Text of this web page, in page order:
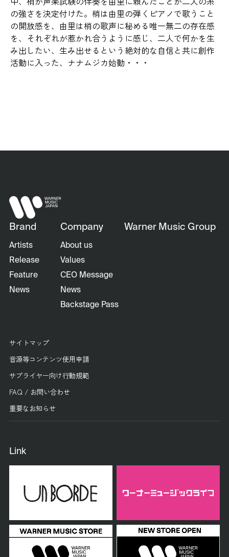
の強さを決定付けた。梢は由里の弾くピアノで歌うこと
の開放感を、由里は梢の歌声に秘める唯一無二の存在感
を、それぞれが惹かれ合うように感じ、二人で何かを生
み出したい、生み出せるという絶対的な自信と共に創作
活動に入った、ナナムジカ始動・・・
Brand
Artists
Release
Feature
News
Company
About us
Values
CEO Message
News
Backstage Pass
Warner Music Group
サイトマップ
音源等コンテンツ使用申請
サプライヤー向け行動規範
FAQ / お問い合わせ
重要なお知らせ
Link